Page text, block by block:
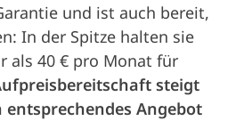
und ist auch bereit,
In der Spitze halten sie
als 40 € pro Monat für
steigt
Angebot